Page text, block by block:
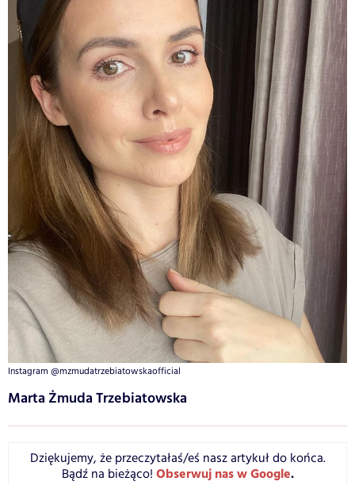
Instagram @mzmudatrzebiatowskaofficial
Marta Żmuda Trzebiatowska
Dziękujemy, że przeczytałaś/eś nasz artykuł do końca.
Bądź na bieżąco! Obserwuj nas w Google.